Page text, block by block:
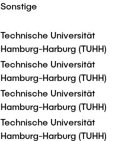
Sonstige
Technische Universität
Hamburg-Harburg (TUHH)
Technische Universität
Hamburg-Harburg (TUHH)
Technische Universität
Hamburg-Harburg (TUHH)
Technische Universität
Hamburg-Harburg (TUHH)